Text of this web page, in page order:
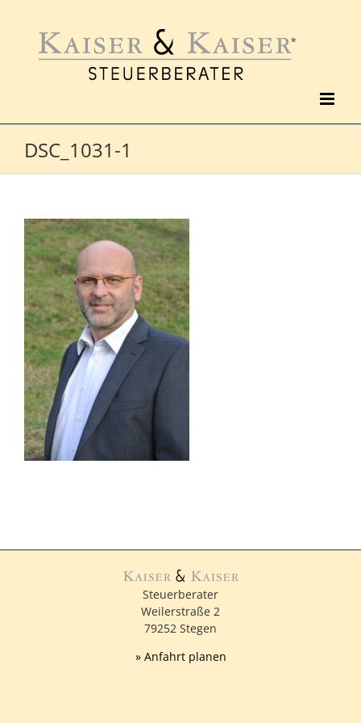
springen
DSC_1031-1
Steuerberater
Weilerstraße 2
79252 Stegen
» Anfahrt planen